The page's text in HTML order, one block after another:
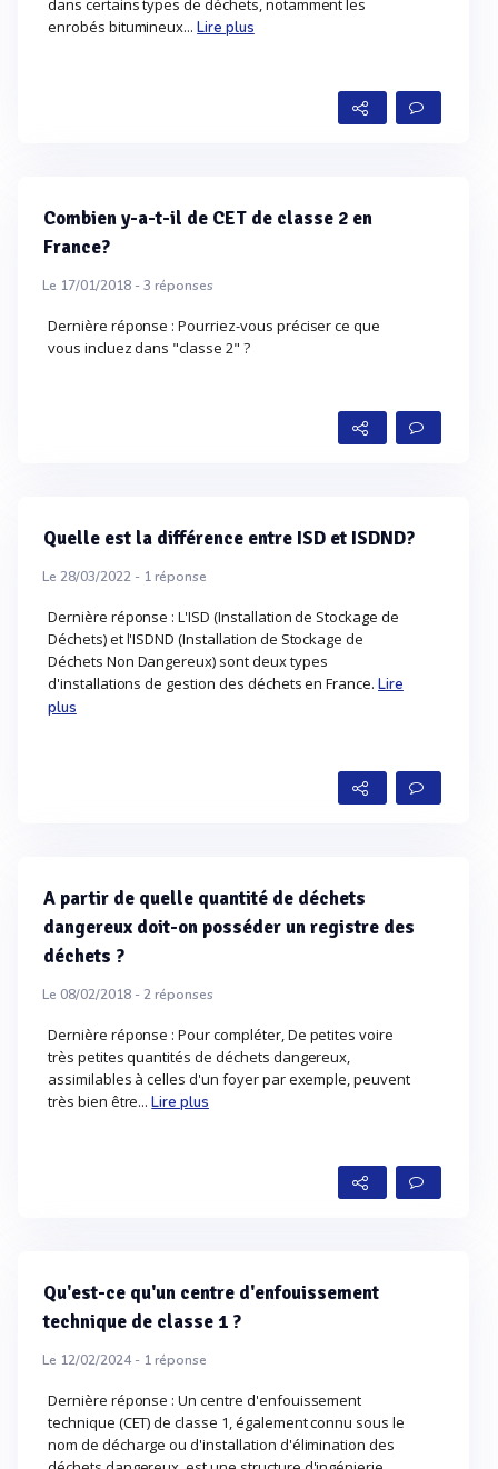
dans certains types de déchets, notamment les
enrobés bitumineux...Lire plus
Combien y-a-t-il de CET de classe 2 en
France?
Le 17/01/2018 -3 réponses
Dernière réponse : Pourriez-vous préciser ce que
vous incluez dans "classe 2" ?
Quelle est la différence entre ISD et ISDND?
Le 28/03/2022 - 1réponse
Dernière réponse : L'ISD (Installation de Stockage de
Déchets) et l'ISDND (Installation de Stockage de
Déchets Non Dangereux) sont deux types
d'installations de gestion des déchets en France.Lire
plus
A partir de quelle quantité de déchets
dangereux doit-on posséder un registre des
déchets ?
Le 08/02/2018 -2réponses
Dernière réponse : Pour compléter, De petites voire
très petites quantités de déchets dangereux,
assimilables à celles d'un foyer par exemple, peuvent
très bien être...Lire plus
Qu'est-ce qu'un centre d'enfouissement
technique de classe 1 ?
Le 12/02/2024 - 1réponse
Dernière réponse : Un centre d'enfouissement
technique (CET) de classe 1, également connu sous le
nom de décharge ou d'installation d'élimination des